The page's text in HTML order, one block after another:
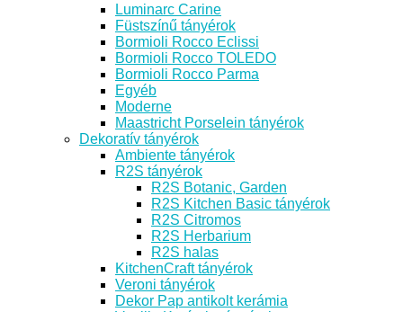
Luminarc Carine
Füstszínű tányérok
Bormioli Rocco Eclissi
Bormioli Rocco TOLEDO
Bormioli Rocco Parma
Egyéb
Moderne
Maastricht Porselein tányérok
Dekoratív tányérok
Ambiente tányérok
R2S tányérok
R2S Botanic, Garden
R2S Kitchen Basic tányérok
R2S Citromos
R2S Herbarium
R2S halas
KitchenCraft tányérok
Veroni tányérok
Dekor Pap antikolt kerámia